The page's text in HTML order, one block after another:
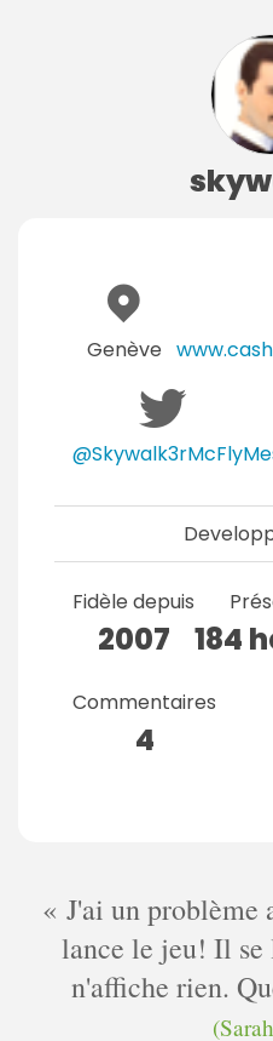
Genève
@Skywalk3rMcFly
Fidèle depuis
2007 184
Commentaires
4
J'ai un problème
lance le jeu! Il se
n'affiche rien.